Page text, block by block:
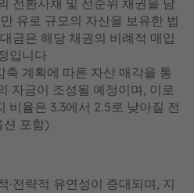
전환사채 및 선순위 채권을 담
유로 규모의 자산을 보유한 법
금은 해당 채권의 비례적 매입
입니다
계획에 따른 자산 매각을 통
자금이 조성될 예정이며, 이로
비율은 3.3에서 2.5로 낮아질 전
션 포함)
·전략적 유연성이 증대되며, 지